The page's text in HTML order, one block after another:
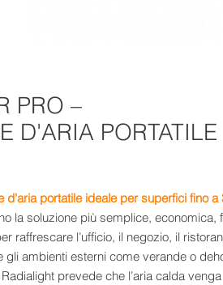
PRO –
D'ARIA PORTATILE
d'aria portatile ideale per superfici fino a
la soluzione più semplice, economica,
raffrescare l’ufficio, il negozio, il
ambienti esterni come verande o
prevede che l’aria calda venga